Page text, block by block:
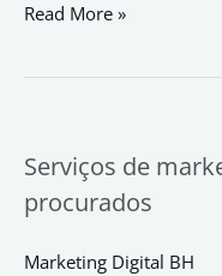
Read More »
Serviços de
procurados
Marketing Digital BH